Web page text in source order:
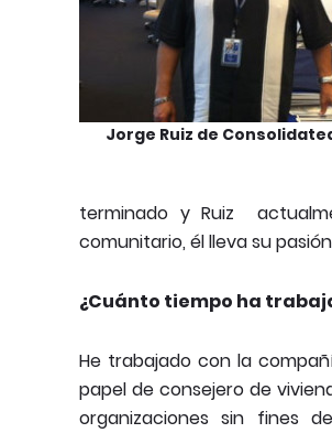
Jorge Ruiz de
terminado y Ruiz
comunitario, él lleva su
¿Cuánto tiempo ha
He trabajado con la
papel de consejero de
organizaciones sin fines